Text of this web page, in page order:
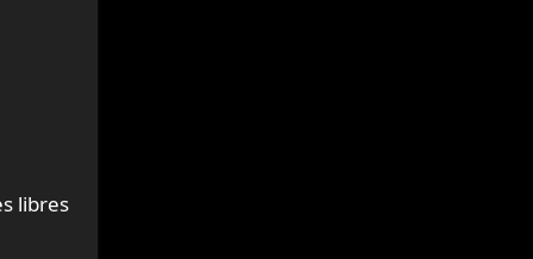
libres